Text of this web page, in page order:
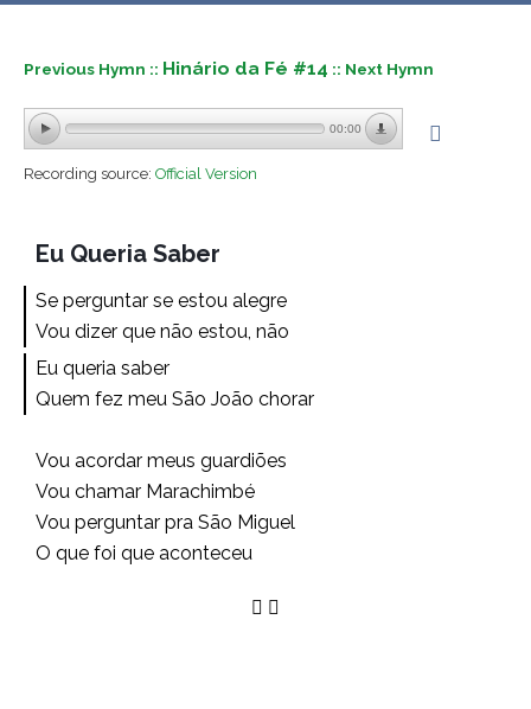
Previous Hymn :: Hinário da Fé #14 :: Next Hymn
00:00
Recording source: Official Version
Eu Queria Saber
Se perguntar se estou alegre
Vou dizer que não estou, não
Eu queria saber
Quem fez meu São João chorar
Vou acordar meus guardiões
Vou chamar Marachimbé
Vou perguntar pra São Miguel
O que foi que aconteceu